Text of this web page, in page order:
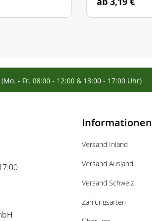
- Fr. 08:00 - 12:00 & 13:00 - 17:00 Uhr)
Informationen
Versand Inland
Versand Ausland
Versand Schweiz
Zahlungsarten